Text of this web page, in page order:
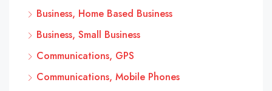
Business, Home Based Business
Business, Small Business
Communications, GPS
Communications, Mobile Phones